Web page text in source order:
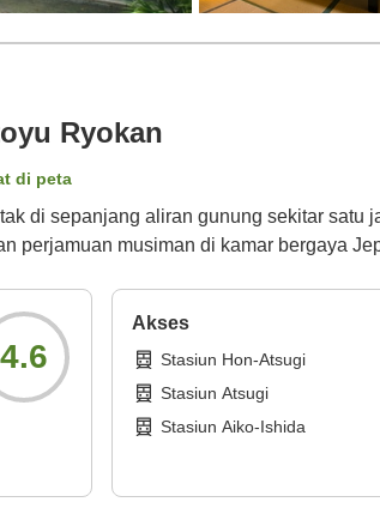
Ryokan
di peta
di sepanjang aliran gunung sekitar satu
perjamuan musiman di kamar bergaya
4.6
Akses
Stasiun Hon-Atsugi
Stasiun Atsugi
Stasiun Aiko-Ishida